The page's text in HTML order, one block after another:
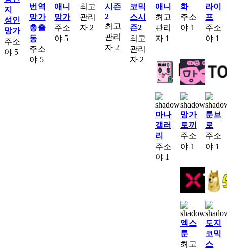
지
성인
망가
주소
야 5
번역
망가
총출
동
주소
야 5
애니
망가
주소
야 5
최고
관리
자 2
시즌
2
최고
관리
자 2
코믹
스시
즌2
최고
관리
자 2
애니
최고
관리
자 1
화
주소
야 1
라이
프
주소
야 1
마나
갤러
리
주소
야 1
망가
토끼
주소
야 1
툰브
로
주소
야 1
엑스
툰
최고
도지
코믹
스